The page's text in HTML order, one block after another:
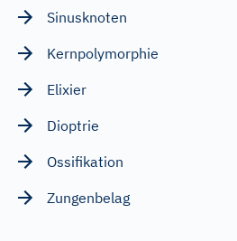
Sinusknoten
Kernpolymorphie
Elixier
Dioptrie
Ossifikation
Zungenbelag